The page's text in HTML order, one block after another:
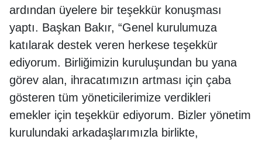
ardından üyelere bir teşekkür konuşması
yaptı. Başkan Bakır, “Genel kurulumuza
katılarak destek veren herkese teşekkür
ediyorum. Birliğimizin kuruluşundan bu yana
görev alan, ihracatımızın artması için çaba
gösteren tüm yöneticilerimize verdikleri
emekler için teşekkür ediyorum. Bizler yönetim
kurulundaki arkadaşlarımızla birlikte,